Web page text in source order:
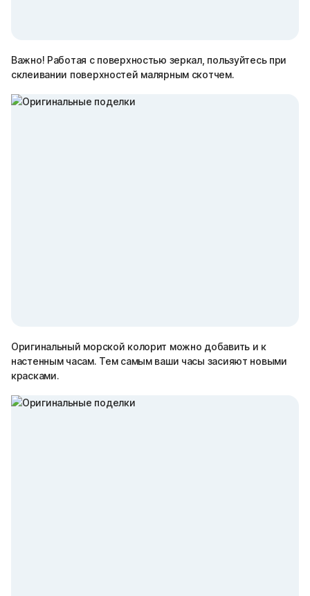
Важно! Работая с поверхностью зеркал, пользуйтесь при
склеивании поверхностей малярным скотчем.
Оригинальный морской колорит можно добавить и к
настенным часам. Тем самым ваши часы засияют новыми
красками.